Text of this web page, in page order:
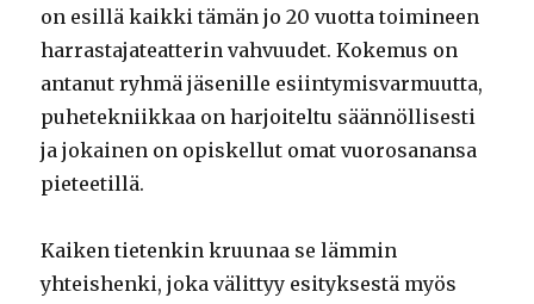
on esillä kaikki tämän jo 20 vuotta toimineen
harrastajateatterin vahvuudet. Kokemus on
antanut ryhmä jäsenille esiintymisvarmuutta,
puhetekniikkaa on harjoiteltu säännöllisesti
ja jokainen on opiskellut omat vuorosanansa
pieteetillä.
Kaiken tietenkin kruunaa se lämmin
yhteishenki, joka välittyy esityksestä myös